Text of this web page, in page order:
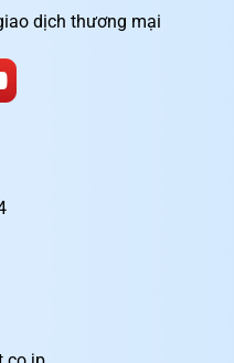
dịch thương mại